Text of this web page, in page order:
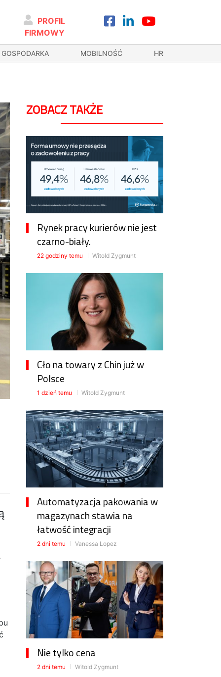
PROFIL
FIRMOWY
GOSPODARKA MOBILNOŚĆ HR
ZOBACZ TAKŻE
Rynek pracy kurierów nie jest
czarno-biały.
22 godziny temu Witold Zygmunt
Cło na towary z Chin już w
Polsce
1 dzień temu Witold Zygmunt
Automatyzacja pakowania w
magazynach stawia na
łatwość integracji
2 dni temu Vanessa Lopez
Nie tylko cena
2 dni temu Witold Zygmunt